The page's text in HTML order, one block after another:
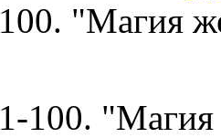
100. "Магия
1-100. "Магия